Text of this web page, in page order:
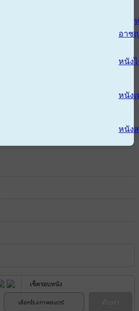
อาช
หนัง
หนังเ
หนัง
เช็ครอบหนัง
เลือกโรงภาพยนตร์